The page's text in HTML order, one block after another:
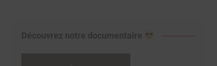
Découvrez notre documentaire